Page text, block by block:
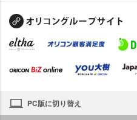
PC版に切り替え